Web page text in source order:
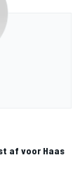
af voor Haas